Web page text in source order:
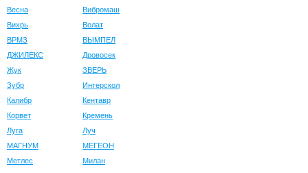
Весна
Вибромаш
Вихрь
Волат
ВРМЗ
ВЫМПЕЛ
ДЖИЛЕКС
Дровосек
Жук
ЗВЕРЬ
Зубр
Интерскол
Калибр
Кентавр
Корвет
Кремень
Луга
Луч
МАГНУМ
МЕГЕОН
Метлес
Милан